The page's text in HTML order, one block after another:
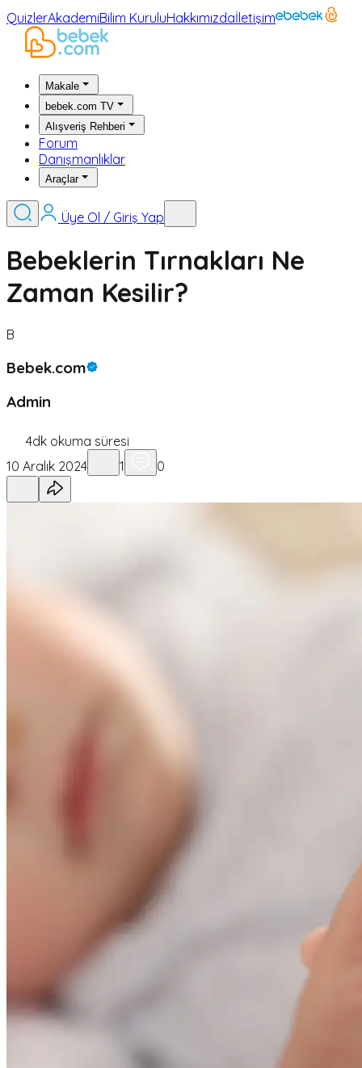
QuizlerAkademiBilim KuruluHakkımızdaİletişim
Makale
bebek.com TV
Alışveriş Rehberi
Forum
Danışmanlıklar
Araçlar
Üye Ol / Giriş Yap
Bebeklerin Tırnakları Ne
Zaman Kesilir?
B
Bebek.com
Admin
4dk okuma süresi
10 Aralık 2024
1 0